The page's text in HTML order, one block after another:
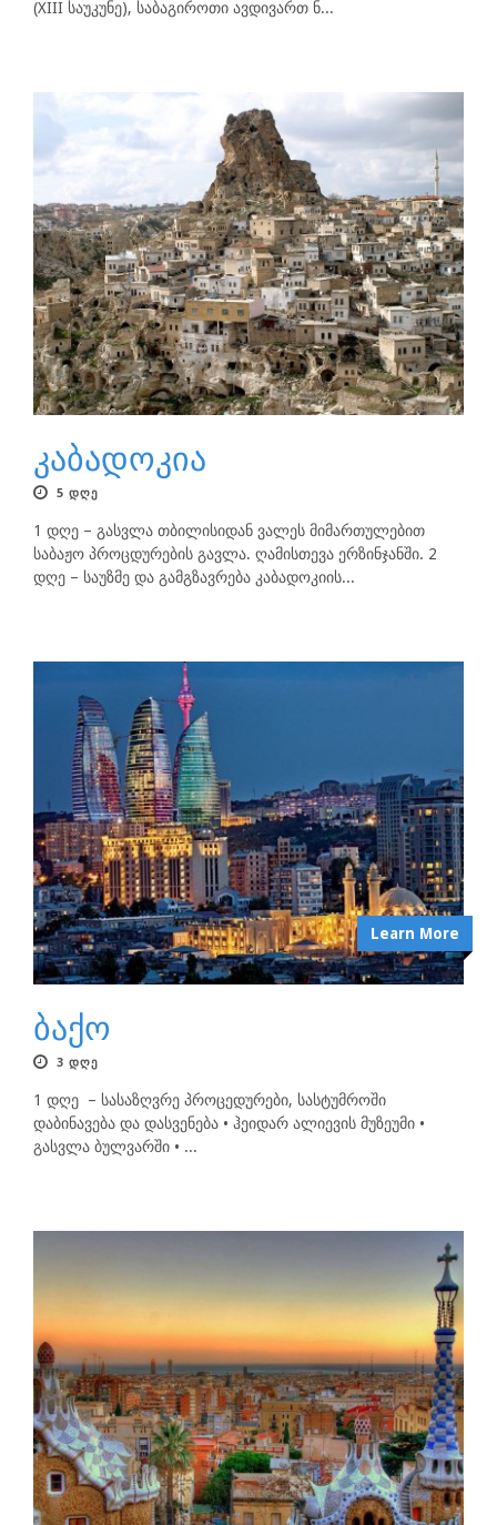
(XIII საუკუნე), საბაგიროთი ავდივართ ნ...
კაბადოკია
5 ᲓᲦᲔ
1 დღე – გასვლა თბილისიდან ვალეს მიმართულებით
საბაჟო პროცდურების გავლა. ღამისთევა ერზინჯანში. 2
დღე – საუზმე და გამგზავრება კაბადოკიის...
Learn More
ბაქო
3 ᲓᲦᲔ
1 დღე – სასაზღვრე პროცედურები, სასტუმროში
დაბინავება და დასვენება • ჰეიდარ ალიევის მუზეუმი •
გასვლა ბულვარში • ...